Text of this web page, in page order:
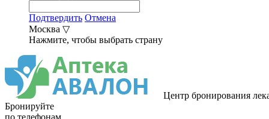
Подтвердить Отмена
Москва ▽
Нажмите, чтобы выбрать страну
Центр бронирования
Бронируйте
по телефонам